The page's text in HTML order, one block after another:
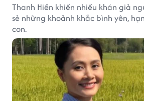
Thanh Hiền khiến nhiều khán giả
sẻ những khoảnh khắc bình yên,
con.